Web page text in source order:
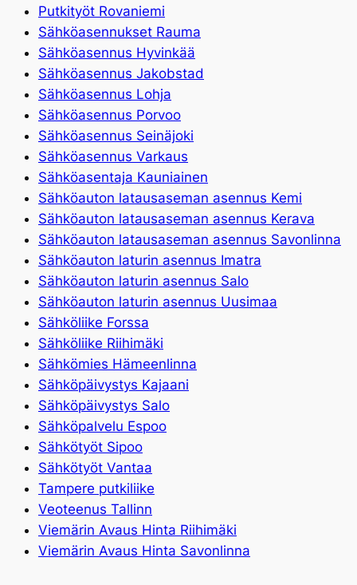
Putkityöt Rovaniemi
Sähköasennukset Rauma
Sähköasennus Hyvinkää
Sähköasennus Jakobstad
Sähköasennus Lohja
Sähköasennus Porvoo
Sähköasennus Seinäjoki
Sähköasennus Varkaus
Sähköasentaja Kauniainen
Sähköauton latausaseman asennus Kemi
Sähköauton latausaseman asennus Kerava
Sähköauton latausaseman asennus Savonlinna
Sähköauton laturin asennus Imatra
Sähköauton laturin asennus Salo
Sähköauton laturin asennus Uusimaa
Sähköliike Forssa
Sähköliike Riihimäki
Sähkömies Hämeenlinna
Sähköpäivystys Kajaani
Sähköpäivystys Salo
Sähköpalvelu Espoo
Sähkötyöt Sipoo
Sähkötyöt Vantaa
Tampere putkiliike
Veoteenus Tallinn
Viemärin Avaus Hinta Riihimäki
Viemärin Avaus Hinta Savonlinna